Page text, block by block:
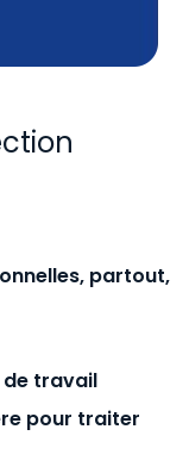
partout,
de travail
pour traiter